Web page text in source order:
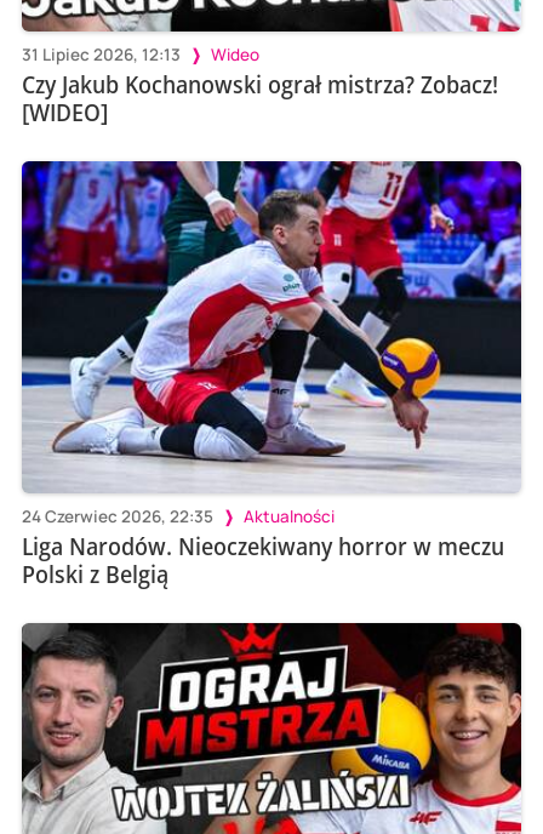
31 Lipiec 2026, 12:13 Wideo
Czy Jakub Kochanowski ograł mistrza? Zobacz!
[WIDEO]
24 Czerwiec 2026, 22:35 Aktualności
Liga Narodów. Nieoczekiwany horror w meczu
Polski z Belgią